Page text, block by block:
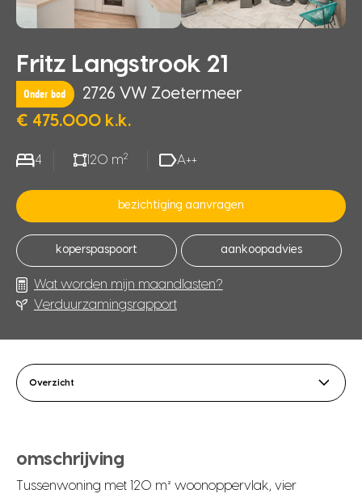
Fritz Langstrook 21
Onder bod
2726 VW Zoetermeer
€ 475.000 k.k.
4 120 m2 A++
bezichtiging aanvragen
koperspaspoort aankoopadvies
Wat worden mijn maandlasten?
Verduurzamingsrapport
Overzicht
omschrijving
Tussenwoning met 120 m² woonoppervlak, vier